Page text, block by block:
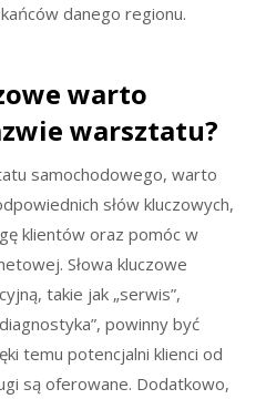
danego regionu.
warto
warsztatu?
samochodowego, warto
słów kluczowych,
klientów oraz pomóc w
Słowa kluczowe
takie jak „serwis”,
powinny być
temu potencjalni klienci od
są oferowane. Dodatkowo,